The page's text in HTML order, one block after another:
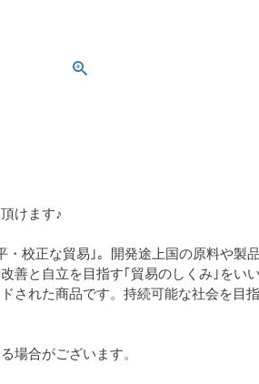
けます♪
校正な貿易｣。開発途上国の原料や製
善と自立を目指す｢貿易のしくみ｣をいい
された商品です。持続可能な社会を目
場合がございます。